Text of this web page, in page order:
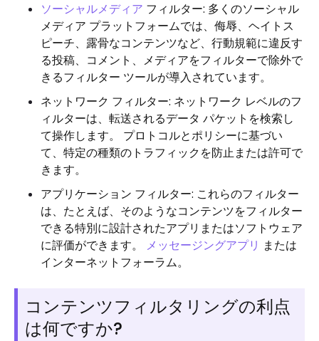
ソーシャルメディア フィルター: 多くのソーシャル
メディア プラットフォームでは、侮辱、ヘイトス
ピーチ、露骨なコンテンツなど、行動規範に違反す
る投稿、コメント、メディアをフィルターで除外で
きるフィルター ツールが導入されています。
ネットワーク フィルター: ネットワーク レベルのフ
ィルターは、転送されるデータ パケットを検索し
て操作します。 プロトコルとポリシーに基づい
て、特定の種類のトラフィックを防止または許可で
きます。
アプリケーション フィルター: これらのフィルター
は、たとえば、そのようなコンテンツをフィルター
できる特別に設計されたアプリまたはソフトウェア
に評価ができます。 メッセージングアプリ または
インターネットフォーラム。
コンテンツフィルタリングの利点
は何ですか?